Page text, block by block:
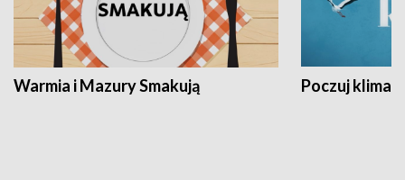
Warmia i Mazury Smakują Poczuj klimat